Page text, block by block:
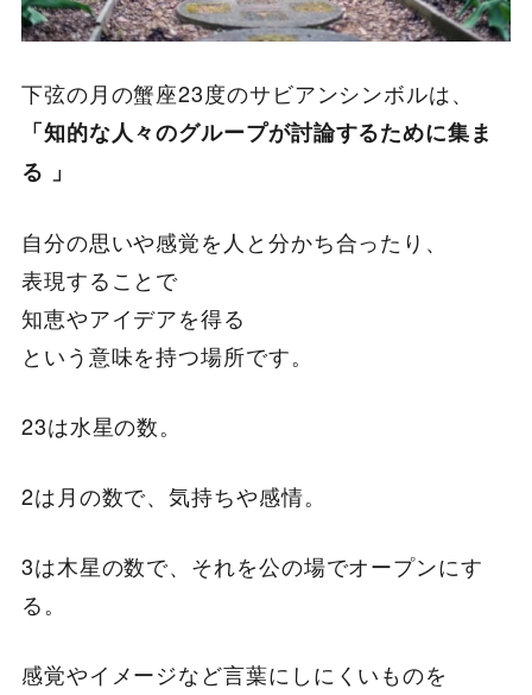
下弦の月の蟹座23度のサビアンシンボルは、
「知的な人々のグループが討論するために集ま
る 」
自分の思いや感覚を人と分かち合ったり、
表現することで
知恵やアイデアを得る
という意味を持つ場所です。
23は水星の数。
2は月の数で、気持ちや感情。
3は木星の数で、それを公の場でオープンにす
る。
感覚やイメージなど言葉にしにくいものを